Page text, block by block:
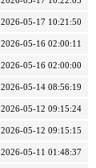
2026-05-17 10:21:50
2026-05-16 02:00:11
2026-05-16 02:00:00
2026-05-14 08:56:19
2026-05-12 09:15:24
2026-05-12 09:15:15
2026-05-11 01:48:37